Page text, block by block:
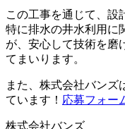
この工事を通じて、設
特に排水の井水利用に
が、安心して技術を磨
てまいります。
また、 株式会社バンズ
ています！ 応募フォー
株式会社バンズ